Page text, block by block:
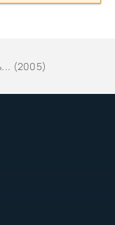
(2005)